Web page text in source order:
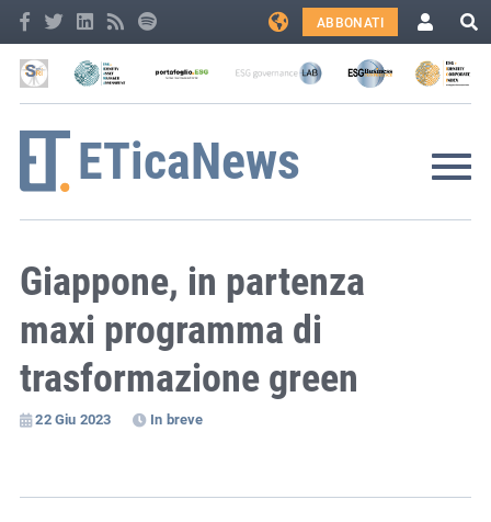
ABBONATI
Giappone, in partenza
maxi programma di
trasformazione green
22 Giu 2023 In breve